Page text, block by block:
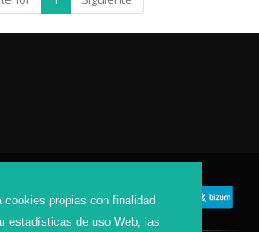
cookies propias con finalidad
estadísticas de uso Web, las